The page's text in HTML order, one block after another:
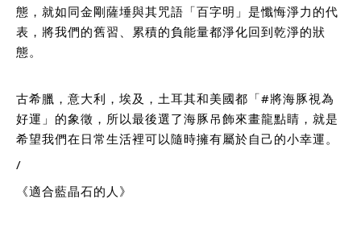
態，就如同金剛薩埵與其咒語「百字明」是懺悔淨力的代
表，將我們的舊習、累積的負能量都淨化回到乾淨的狀
態。
古希臘，意大利，埃及，土耳其和美國都「#將海豚視為
好運 」的象徵，所以最後選了海豚吊飾來畫龍點睛，就是
希望我們在日常生活裡可以隨時擁有屬於自己的小幸運。
/
《適合藍晶石的人》